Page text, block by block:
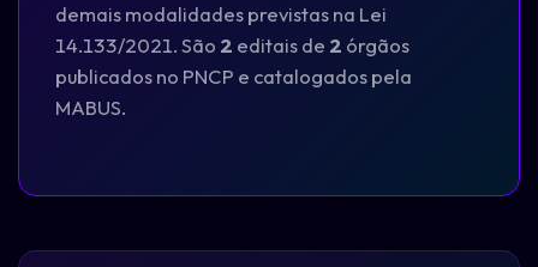
demais modalidades previstas na Lei
14.133/2021. São 2 editais de 2 órgãos
publicados no PNCP e catalogados pela
MABUS.